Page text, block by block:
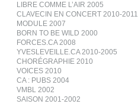
LIBRE COMME L’AIR 2005
CLAVECIN EN CONCERT 2010-2011
MODULE 2007
BORN TO BE WILD 2000
FORCES.CA 2008
YVESLEVEILLE.CA 2010-2005
CHORÉGRAPHIE 2010
VOICES 2010
CA : PUBS 2004
VMBL 2002
SAISON 2001-2002